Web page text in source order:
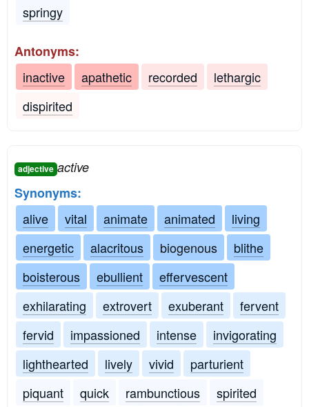
springy
Antonyms:
inactive
apathetic recorded
lethargic
dispirited
adjective active
Synonyms:
alive
vital animate animated
living
energetic
alacritous biogenous
blithe
boisterous
ebullient
effervescent
exhilarating
extrovert exuberant
fervent
fervid
impassioned intense
invigorating
lighthearted
lively vivid
parturient
piquant
quick rambunctious
spirited